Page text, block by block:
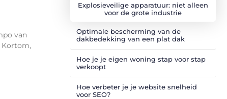
van
Kortom,
Explosieveilige apparatuur: niet alleen
voor de grote industrie
Optimale bescherming van de
dakbedekking van een plat dak
Hoe je je eigen woning stap voor stap
verkoopt
Hoe verbeter je je website snelheid
voor SEO?